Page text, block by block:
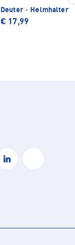
Deuter · Helmhalter
€ 17,99